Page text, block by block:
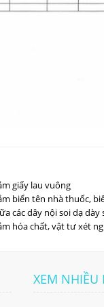
giấy lau vuông
biển tên nhà thuốc,
các dây nội soi dạ dày
hóa chất, vật tư xét
XEM NHIỀU